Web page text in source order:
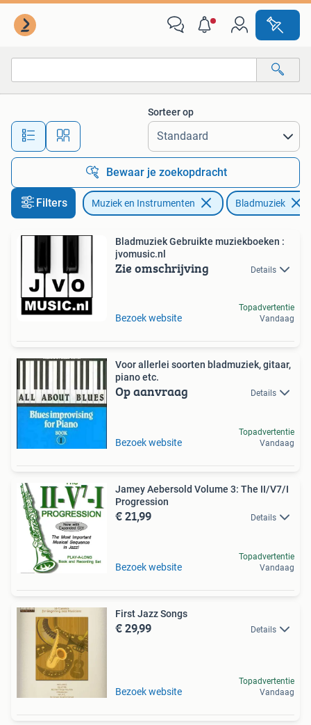
Alle afstanden…
Sorteer op
Bewaar je zoekopdracht
Filters Muziek en Instrumenten Bladmuziek
Bladmuziek Gebruikte muziekboeken :
jvomusic.nl
Zie omschrijving Details
Bezoek website
Topadvertentie
Vandaag
Voor allerlei soorten bladmuziek, gitaar,
piano etc.
Op aanvraag Details
Bezoek website
Topadvertentie
Vandaag
Jamey Aebersold Volume 3: The II/V7/I
Progression
€ 21,99 Details
Bezoek website
Topadvertentie
Vandaag
First Jazz Songs
€ 29,99 Details
Bezoek website
Topadvertentie
Vandaag